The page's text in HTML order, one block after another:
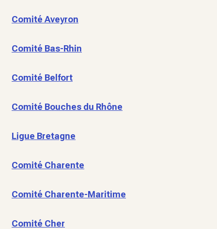
Comité Aveyron
Comité Bas-Rhin
Comité Belfort
Comité Bouches du Rhône
Ligue Bretagne
Comité Charente
Comité Charente-Maritime
Comité Cher